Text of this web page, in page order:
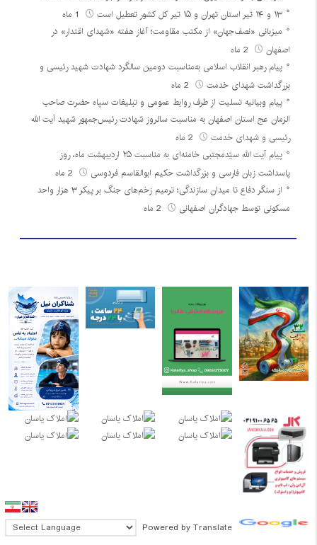
۱۳ و ۱۴ تیر استان تهران و ۱۵ تیر کل کشور تعطیل است
میزبانی «نصف‌جهان» از مکتب مقاومت؛ آغاز هفته «شهدای اقتدار» در
اصفهان
پیام رهبر انقلاب اسلامی به‌مناسبت دومین سالگرد شهادت شهید رئیسی و
بزرگداشت شهدای خدمت
پیام وبیانیه تسلیت از طرف روابط عمومی و تبلیغات سپاه حضرت صاحب
الزمان عج استان اصفهان به مناسبت سالروز شهادت رئیس‌جمهور شهید آیت الله
رئیسی و شهدای خدمت
پیام آیت الله سیّدمجتبی خامنه‌ای به مناسبت ۲۵ اردیبهشت ماه، روز
پاسداشت زبان فارسی و بزرگداشت حکیم ابوالقاسم فردوسی
از سنگر دفاع تا میدان سازندگی؛ ترمیم زخم‌های جنگ بر پیکر ۳ هزار واحد
مسکونی توسط جهادگران اصفهانی
Powered by Translate